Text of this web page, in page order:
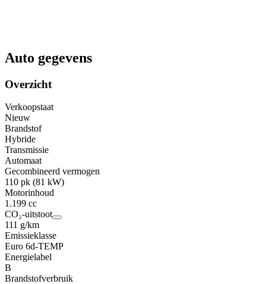
Auto gegevens
Overzicht
Verkoopstaat
Nieuw
Brandstof
Hybride
Transmissie
Automaat
Gecombineerd vermogen
110 pk (81 kW)
Motorinhoud
1.199 cc
CO₂-uitstoot
111 g/km
Emissieklasse
Euro 6d-TEMP
Energielabel
B
Brandstofverbruik